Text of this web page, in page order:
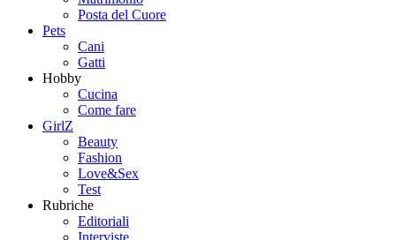
Posta del Cuore
Pets
Cani
Gatti
Hobby
Cucina
Come fare
GirlZ
Beauty
Fashion
Love&Sex
Test
Rubriche
Editoriali
Interviste